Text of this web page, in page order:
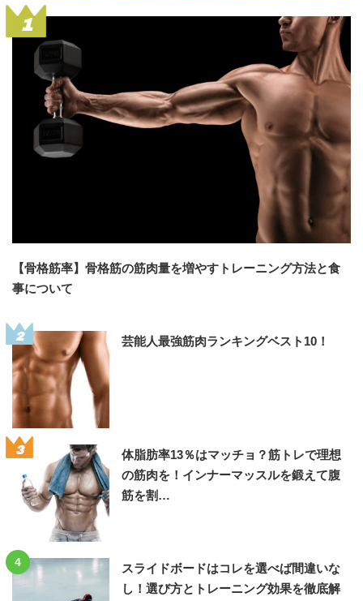
1
【骨格筋率】骨格筋の筋肉量を増やすトレーニング方法と食
事について
2 芸能人最強筋肉ランキングベスト10！
3
体脂肪率13％はマッチョ？筋トレで理想
の筋肉を！インナーマッスルを鍛えて腹
筋を割…
4
スライドボードはコレを選べば間違いな
し！選び方とトレーニング効果を徹底解